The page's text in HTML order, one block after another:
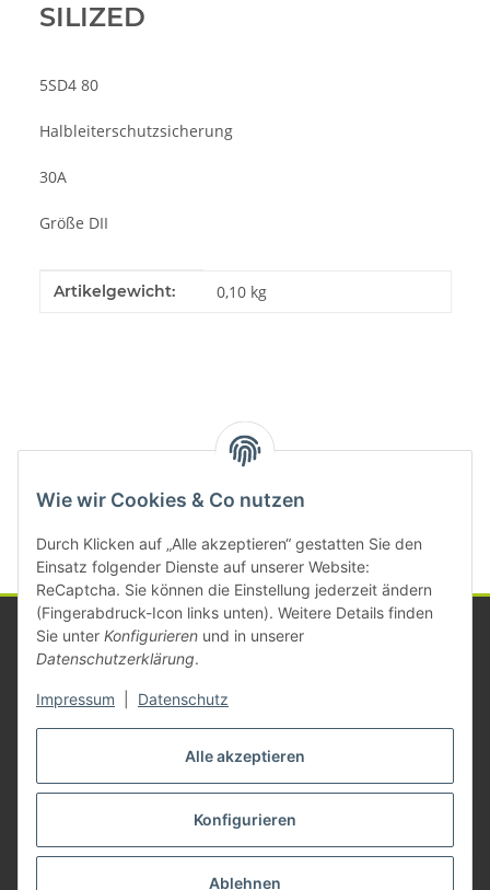
Alle akzeptieren
Konfigurieren
Ablehnen
Wie wir Cookies & Co nutzen
Durch Klicken auf „Alle akzeptieren“ gestatten Sie den
Einsatz folgender Dienste auf unserer Website:
ReCaptcha. Sie können die Einstellung jederzeit ändern
(Fingerabdruck-Icon links unten). Weitere Details finden
Sie unter Konfigurieren und in unserer
Datenschutzerklärung.
Impressum Datenschutz
SILIZED
5SD4 80
Halbleiterschutzsicherung
30A
Größe DII
Produkteigenschaft
Wert
Artikelgewicht: 0,10 kg
Kategorien
Gesetzliche Informationen
Vertrag widerrufen
* Alle Preise zzgl. gesetzlicher USt., zzgl.Versand